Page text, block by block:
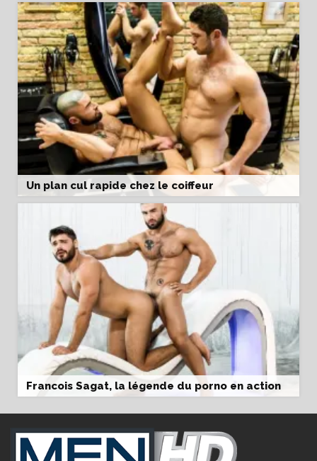
Un plan cul rapide chez le coiffeur
Francois Sagat, la légende du porno en action